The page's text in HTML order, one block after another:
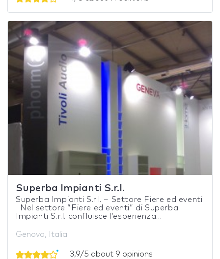
Superba Impianti S.r.l.
Superba Impianti S.r.l. – Settore Fiere ed eventi
Nel settore “Fiere ed eventi” di Superba
Impianti S.r.l. confluisce l’esperienza...
Genova, Italia
3,9/5 about 9 opinions